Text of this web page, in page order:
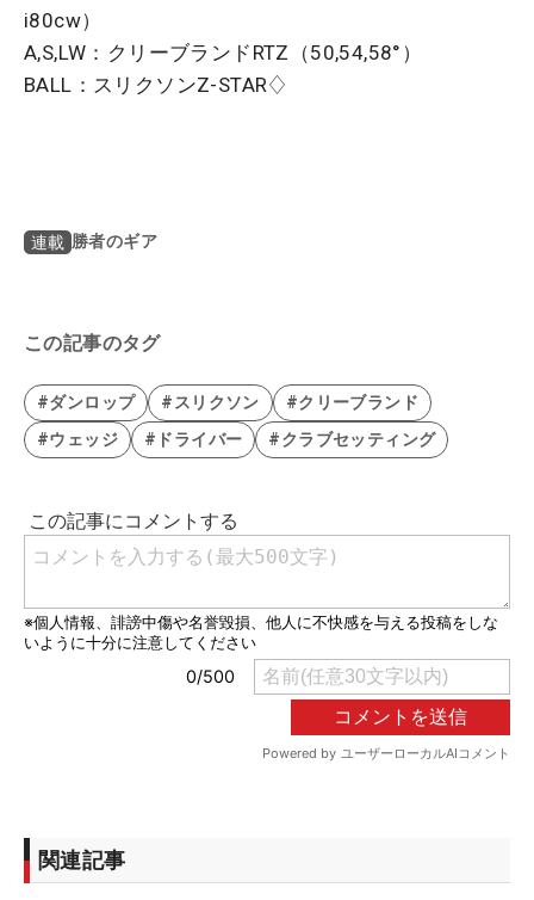
i80cw）
A,S,LW：クリーブランドRTZ（50,54,58°）
BALL：スリクソンZ-STAR♢
連載 勝者のギア
この記事のタグ
#ダンロップ #スリクソン
#クリーブランド
#ウェッジ
#ドライバー #クラブセッティング
関連記事